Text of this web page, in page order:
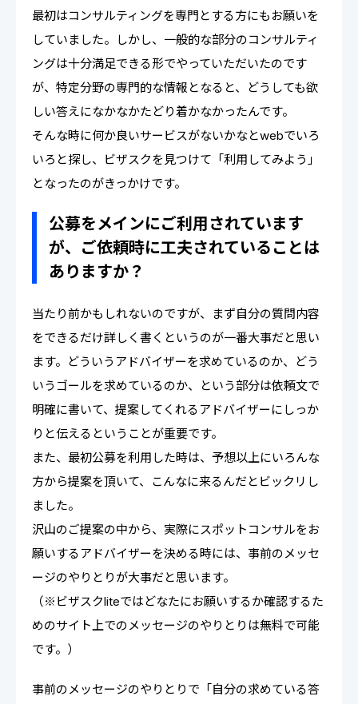
最初はコンサルティングを専門とする方にもお願いを
していました。しかし、一般的な部分のコンサルティ
ングは十分満足できる形でやっていただいたのです
が、特定分野の専門的な情報となると、どうしても欲
しい答えになかなかたどり着かなかったんです。
そんな時に何か良いサービスがないかなとwebでいろ
いろと探し、ビザスクを見つけて「利用してみよう」
となったのがきっかけです。
公募をメインにご利用されています
が、ご依頼時に工夫されていることは
ありますか？
当たり前かもしれないのですが、まず自分の質問内容
をできるだけ詳しく書くというのが一番大事だと思い
ます。どういうアドバイザーを求めているのか、どう
いうゴールを求めているのか、という部分は依頼文で
明確に書いて、提案してくれるアドバイザーにしっか
りと伝えるということが重要です。
また、最初公募を利用した時は、予想以上にいろんな
方から提案を頂いて、こんなに来るんだとビックリし
ました。
沢山のご提案の中から、実際にスポットコンサルをお
願いするアドバイザーを決める時には、事前のメッセ
ージのやりとりが大事だと思います。
（※ビザスクliteではどなたにお願いするか確認するた
めのサイト上でのメッセージのやりとりは無料で可能
です。）
事前のメッセージのやりとりで「自分の求めている答